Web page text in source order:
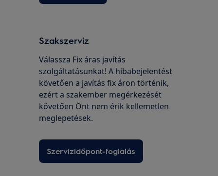
Szakszerviz
Válassza Fix áras javítás
szolgáltatásunkat! A hibabejelentést
követően a javítás fix áron történik,
ezért a szakember megérkezését
követően Önt nem érik kellemetlen
meglepetések.
Szervizidőpont-foglalás